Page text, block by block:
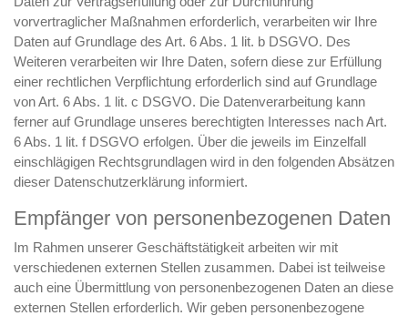
vorvertraglicher Maßnahmen erforderlich, verarbeiten wir Ihre
Daten auf Grundlage des Art. 6 Abs. 1 lit. b DSGVO. Des
Weiteren verarbeiten wir Ihre Daten, sofern diese zur Erfüllung
einer rechtlichen Verpflichtung erforderlich sind auf Grundlage
von Art. 6 Abs. 1 lit. c DSGVO. Die Datenverarbeitung kann
ferner auf Grundlage unseres berechtigten Interesses nach Art.
6 Abs. 1 lit. f DSGVO erfolgen. Über die jeweils im Einzelfall
einschlägigen Rechtsgrundlagen wird in den folgenden Absätzen
dieser Datenschutzerklärung informiert.
Empfänger von personenbezogenen Daten
Im Rahmen unserer Geschäftstätigkeit arbeiten wir mit
verschiedenen externen Stellen zusammen. Dabei ist teilweise
auch eine Übermittlung von personenbezogenen Daten an diese
externen Stellen erforderlich. Wir geben personenbezogene